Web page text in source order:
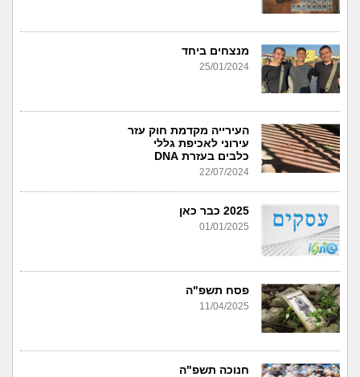
מנצחים ביחד
25/01/2024
העירייה מקדמת חוק עזר
עירוני לאכיפת גללי
כלבים בעזרת DNA
22/07/2024
2025 כבר כאן
01/01/2025
פסח תשפ"ה
11/04/2025
חנוכה תשפ"ה